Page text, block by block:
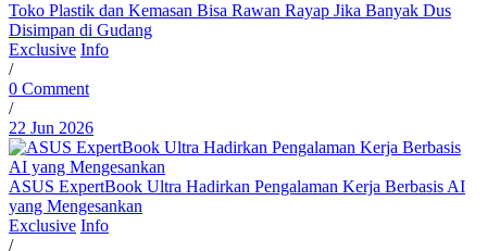
Toko Plastik dan Kemasan Bisa Rawan Rayap Jika Banyak Dus
Disimpan di Gudang
Exclusive Info
/
0 Comment
/
22 Jun 2026
ASUS ExpertBook Ultra Hadirkan Pengalaman Kerja Berbasis AI
yang Mengesankan
Exclusive Info
/